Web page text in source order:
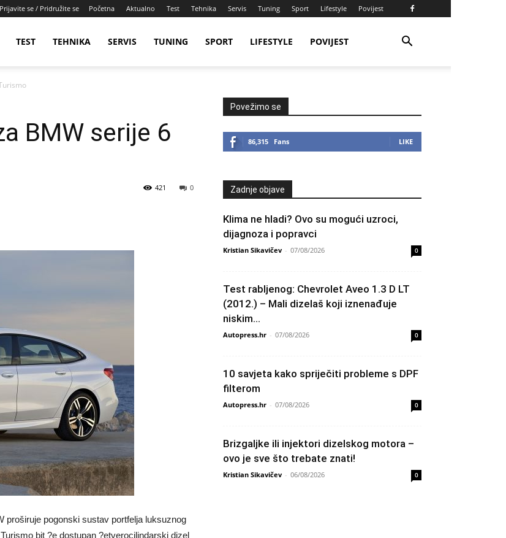
Prijavite se / Pridružite se Početna Aktualno Test Tehnika Servis Tuning Sport Lifestyle Povijest
TEST TEHNIKA SERVIS TUNING SPORT LIFESTYLE POVIJEST
BMW serije 6
0
421
proširuje pogonski sustav portfelja luksuznog
bit ?e dostupan ?etverocilindarski dizel
Povežimo se
86,315 Fans LIKE
Zadnje objave
Klima ne hladi? Ovo su mogući uzroci,
dijagnoza i popravci
Kristian Sikavičev - 07/08/2026 0
Test rabljenog: Chevrolet Aveo 1.3 D LT
(2012.) – Mali dizelaš koji iznenađuje
niskim...
Autopress.hr - 07/08/2026 0
10 savjeta kako spriječiti probleme s DPF
filterom
Autopress.hr - 07/08/2026 0
Brizgaljke ili injektori dizelskog motora –
ovo je sve što trebate znati!
Kristian Sikavičev - 06/08/2026 0